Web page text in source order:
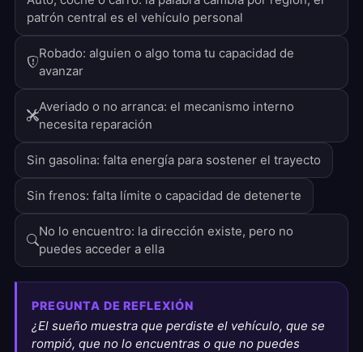
patrón central es el vehículo personal
Robado: alguien o algo toma tu capacidad de
avanzar
Averiado o no arranca: el mecanismo interno
necesita reparación
Sin gasolina: falta energía para sostener el trayecto
Sin frenos: falta límite o capacidad de detenerte
No lo encuentro: la dirección existe, pero no
puedes acceder a ella
PREGUNTA DE REFLEXIÓN
¿El sueño muestra que perdiste el vehículo, que se
rompió, que no lo encuentras o que no puedes